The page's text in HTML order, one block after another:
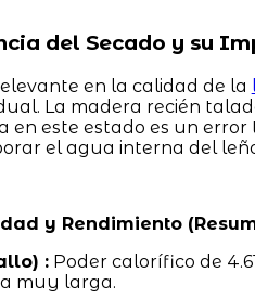
del Secado y su
en la calidad de la
La madera recién
en este estado es un
el agua interna del
y Rendimiento
:Poder calorífico de
muy larga.